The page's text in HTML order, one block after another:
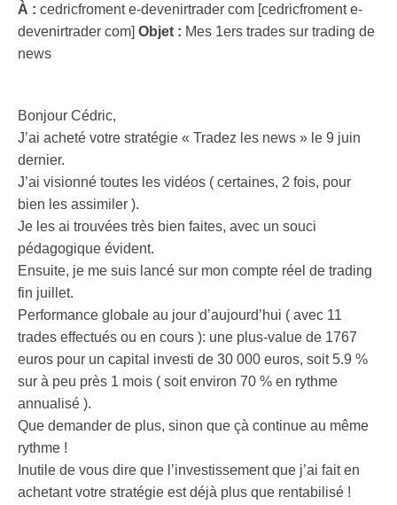
À : cedricfroment e-devenirtrader com [cedricfroment e-
devenirtrader com] Objet : Mes 1ers trades sur trading de
news
Bonjour Cédric,
J’ai acheté votre stratégie « Tradez les news » le 9 juin
dernier.
J’ai visionné toutes les vidéos ( certaines, 2 fois, pour
bien les assimiler ).
Je les ai trouvées très bien faites, avec un souci
pédagogique évident.
Ensuite, je me suis lancé sur mon compte réel de trading
fin juillet.
Performance globale au jour d’aujourd’hui ( avec 11
trades effectués ou en cours ): une plus-value de 1767
euros pour un capital investi de 30 000 euros, soit 5.9 %
sur à peu près 1 mois ( soit environ 70 % en rythme
annualisé ).
Que demander de plus, sinon que çà continue au même
rythme !
Inutile de vous dire que l’investissement que j’ai fait en
achetant votre stratégie est déjà plus que rentabilisé !